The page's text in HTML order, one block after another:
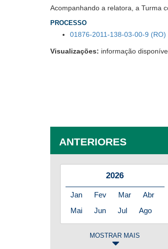
Acompanhando a relatora, a Turma
PROCESSO
01876-2011-138-03-00-9 (RO)
Visualizações: informação
ANTERIORES
2026
Jan Fev Mar
Abr
Mai
Jun Jul Ago
2025
MOSTRAR MAIS